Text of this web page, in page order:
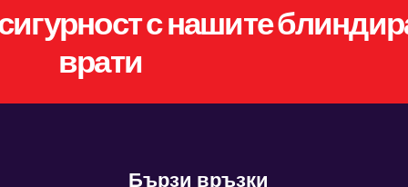
с нашите
врати
Бързи връзки